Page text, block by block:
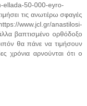
ellada-50-000-eyro-
τις ανωτέρω σφαγές
www.jcl.gr/anastilosi-
βαπτισμένο ορθόδοξο
θα πάνε να τιμήσουν
χρόνια αρνούνται ότι ο